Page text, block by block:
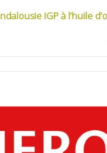
IGP à l’huile